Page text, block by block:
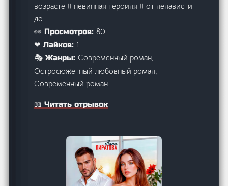
возрасте # невинная героиня # от ненависти
до…
👀 Просмотров:80
❤ Лайков:1
🎭 Жанры:Современный роман,
Остросюжетный любовный роман,
Современный роман
📖 Читать отрывок